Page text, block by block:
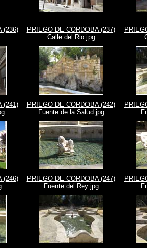
(236)
PRIEGO DE CORDOBA (237)
Calle del Rio.jpg
(241)
PRIEGO DE CORDOBA (242)
Fuente de la Salud.jpg
(246)
PRIEGO DE CORDOBA (247)
Fuente del Rey.jpg